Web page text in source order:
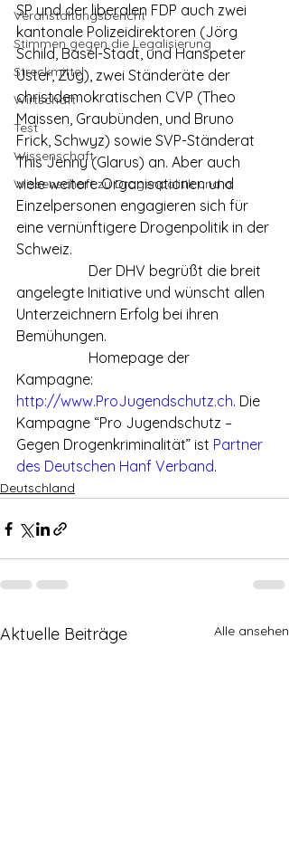
Veranstaltungsbericht
Stimmen gegen die Legalisierung
Streckmittel
Wirtschaft
Test
Wissenschaft
Wissenschaft zu Drogenpolitik und a
SP und der liberalen FDP auch zwei
kantonale Polizeidirektoren (Jörg
Schild, Basel-Stadt, und Hanspeter
Uster, Zug), zwei Ständeräte der
christdemokratischen CVP (Theo
Maissen, Graubünden, und Bruno
Frick, Schwyz) sowie SVP-Ständerat
This Jenny (Glarus) an. Aber auch
viele weitere Organisationen und
Einzelpersonen engagieren sich für
eine vernünftigere Drogenpolitik in der
Schweiz.
angelegte Initiative und wünscht allen
Unterzeichnern Erfolg bei ihren
Bemühungen.
Kampagne:
http://www.ProJugendschutz.ch. Die
Kampagne “Pro Jugendschutz –
Gegen Drogenkriminalität” ist Partner
des Deutschen Hanf Verband.
Deutschland
Aktuelle Beiträge Alle ansehen